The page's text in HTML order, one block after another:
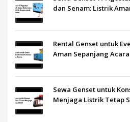
dan Senam: Listrik
Rental Genset untuk
Aman Sepanjang Acara
Sewa Genset untuk
Menjaga Listrik Tetap